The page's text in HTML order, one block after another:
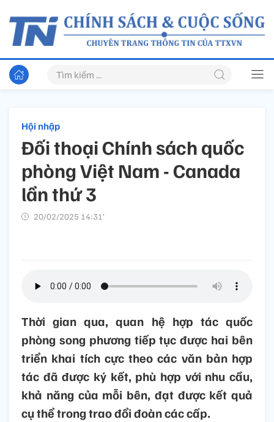
Hội nhập
Đối thoại Chính sách quốc
phòng Việt Nam - Canada
lần thứ 3
20/02/2025 14:31’
Thời gian qua, quan hệ hợp tác quốc
phòng song phương tiếp tục được hai bên
triển khai tích cực theo các văn bản hợp
tác đã được ký kết, phù hợp với nhu cầu,
khả năng của mỗi bên, đạt được kết quả
cụ thể trong trao đổi đoàn các cấp.